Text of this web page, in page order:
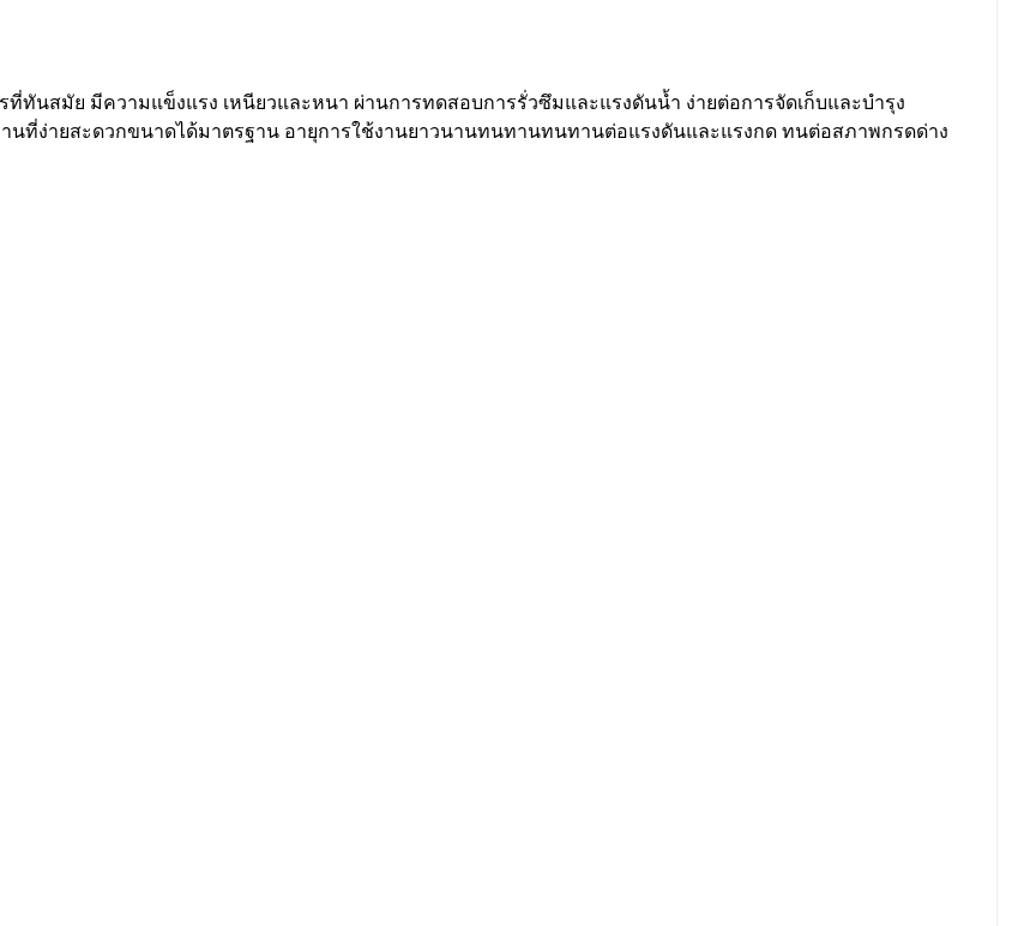
นสมัย มีความแข็งแรง เหนียวและหนา ผ่านการทดสอบการรั่วซึมและแรงดันน้ำ ง่ายต่อการจัดเก็บและบำรุง
ที่ง่ายสะดวกขนาดได้มาตรฐาน อายุการใช้งานยาวนานทนทานทนทานต่อแรงดันและแรงกด ทนต่อสภาพกรดด่าง